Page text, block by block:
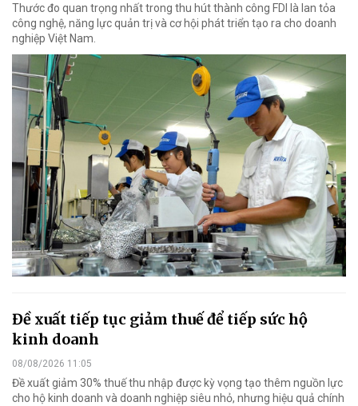
Thước đo quan trọng nhất trong thu hút thành công FDI là lan tỏa
công nghệ, năng lực quản trị và cơ hội phát triển tạo ra cho doanh
nghiệp Việt Nam.
Đề xuất tiếp tục giảm thuế để tiếp sức hộ
kinh doanh
08/08/2026 11:05
Đề xuất giảm 30% thuế thu nhập được kỳ vọng tạo thêm nguồn lực
cho hộ kinh doanh và doanh nghiệp siêu nhỏ, nhưng hiệu quả chính